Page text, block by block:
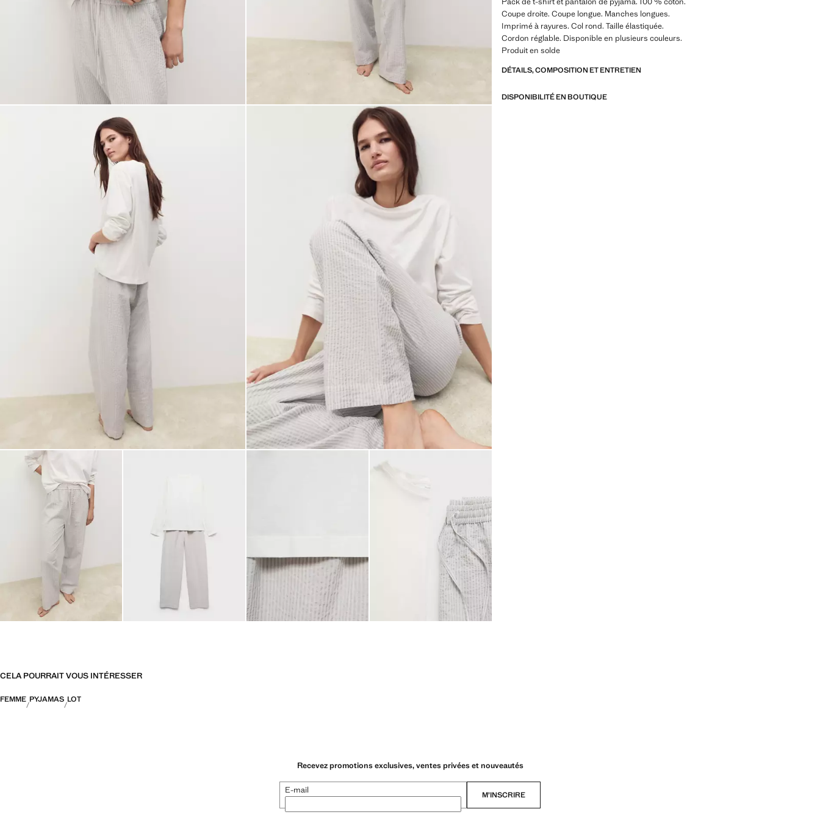
Coupe droite. Coupe longue. Manches longues.
Imprimé à rayures. Col rond. Taille élastiquée.
Cordon réglable. Disponible en plusieurs couleurs.
Produit en solde
DÉTAILS, COMPOSITION ET ENTRETIEN
DISPONIBILITÉ EN BOUTIQUE
CELA POURRAIT VOUS INTÉRESSER
FEMME PYJAMAS LOT
Recevez promotions exclusives, ventes privées et nouveautés
E-mail M’INSCRIRE